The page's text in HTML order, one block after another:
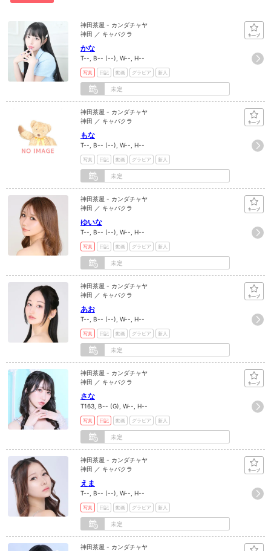
神田茶屋 - カンダチャヤ
神田 ／ キャバクラ
かな
T--, B-- (--), W--, H--
写真 日記 動画 グラビア 新人
未定
神田茶屋 - カンダチャヤ
神田 ／ キャバクラ
もな
T--, B-- (--), W--, H--
写真 日記 動画 グラビア 新人
未定
神田茶屋 - カンダチャヤ
神田 ／ キャバクラ
ゆいな
T--, B-- (--), W--, H--
写真 日記 動画 グラビア 新人
未定
神田茶屋 - カンダチャヤ
神田 ／ キャバクラ
あお
T--, B-- (--), W--, H--
写真 日記 動画 グラビア 新人
未定
神田茶屋 - カンダチャヤ
神田 ／ キャバクラ
さな
T163, B-- (G), W--, H--
写真 日記 動画 グラビア 新人
未定
神田茶屋 - カンダチャヤ
神田 ／ キャバクラ
えま
T--, B-- (--), W--, H--
写真 日記 動画 グラビア 新人
未定
神田茶屋 - カンダチャヤ